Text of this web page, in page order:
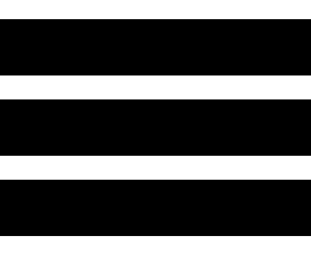
ArtikelnummerRKI002
SchlagwortMalerei